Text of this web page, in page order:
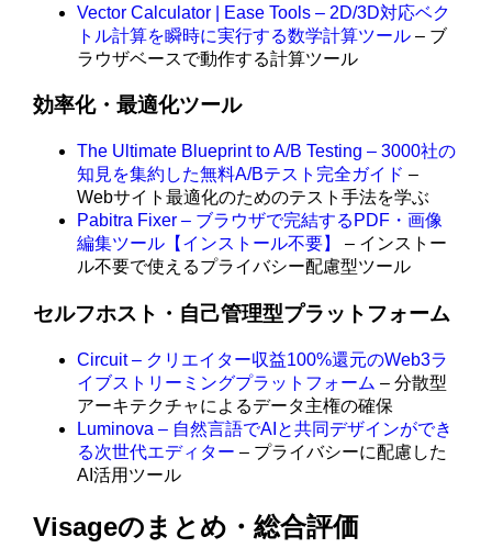
Vector Calculator | Ease Tools – 2D/3D対応ベク
トル計算を瞬時に実行する数学計算ツール – ブ
ラウザベースで動作する計算ツール
効率化・最適化ツール
The Ultimate Blueprint to A/B Testing – 3000社の
知見を集約した無料A/Bテスト完全ガイド –
Webサイト最適化のためのテスト手法を学ぶ
Pabitra Fixer – ブラウザで完結するPDF・画像
編集ツール【インストール不要】
– インストー
ル不要で使えるプライバシー配慮型ツール
セルフホスト・自己管理型プラットフォーム
Circuit – クリエイター収益100%還元のWeb3ラ
イブストリーミングプラットフォーム – 分散型
アーキテクチャによるデータ主権の確保
Luminova – 自然言語でAIと共同デザインができ
る次世代エディター – プライバシーに配慮した
AI活用ツール
Visageのまとめ・総合評価